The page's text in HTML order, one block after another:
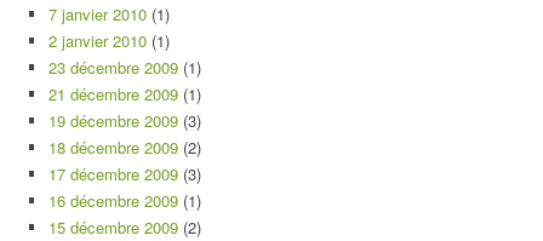
7 janvier 2010 (1)
2 janvier 2010 (1)
23 décembre 2009 (1)
21 décembre 2009 (1)
19 décembre 2009 (3)
18 décembre 2009 (2)
17 décembre 2009 (3)
16 décembre 2009 (1)
15 décembre 2009 (2)